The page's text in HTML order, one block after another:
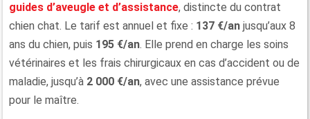
guides d’aveugle et d’assistance, distincte du contrat
chien chat. Le tarif est annuel et fixe : 137 €/an jusqu’aux 8
ans du chien, puis 195 €/an. Elle prend en charge les soins
vétérinaires et les frais chirurgicaux en cas d’accident ou de
maladie, jusqu’à 2 000 €/an, avec une assistance prévue
pour le maître.